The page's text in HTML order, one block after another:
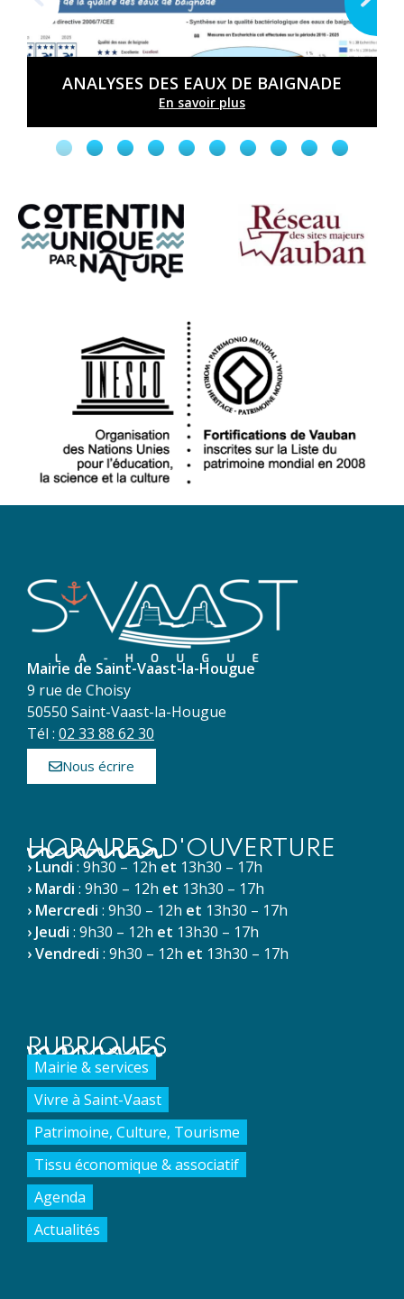
ANALYSES DES EAUX DE BAIGNADE
En savoir plus
Mairie de Saint-Vaast-la-Hougue
9 rue de Choisy
50550 Saint-Vaast-la-Hougue
Tél : 02 33 88 62 30
Nous écrire
HORAIRES D'OUVERTURE
› Lundi : 9h30 – 12h et 13h30 – 17h
› Mardi : 9h30 – 12h et 13h30 – 17h
› Mercredi : 9h30 – 12h et 13h30 – 17h
› Jeudi : 9h30 – 12h et 13h30 – 17h
› Vendredi : 9h30 – 12h et 13h30 – 17h
RUBRIQUES
Mairie & services
Vivre à Saint-Vaast
Patrimoine, Culture, Tourisme
Tissu économique & associatif
Agenda
Actualités